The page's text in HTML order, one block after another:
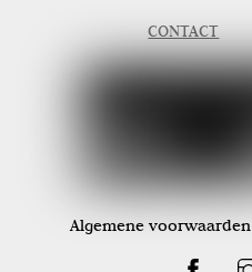
CONTACT
Algemene voorwaarden